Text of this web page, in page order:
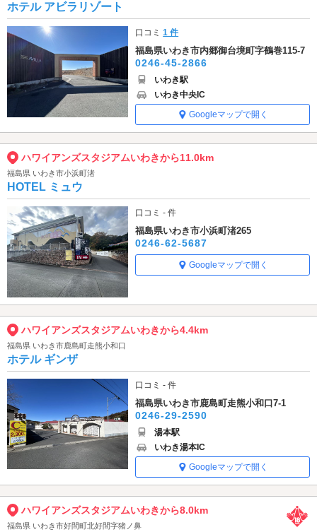
ホテル アビラリゾート
口コミ1 件
福島県いわき市内郷御台境町字鶴巻115-7
0246-45-2866
いわき駅
いわき中央IC
Googleマップで開く
ハワイアンズスタジアムいわきから11.0km
福島県 いわき市小浜町渚
HOTEL ミュウ
口コミ - 件
福島県いわき市小浜町渚265
0246-62-5687
Googleマップで開く
ハワイアンズスタジアムいわきから4.4km
福島県 いわき市鹿島町走熊小和口
ホテル ギンザ
口コミ - 件
福島県いわき市鹿島町走熊小和口7-1
0246-29-2590
湯本駅
いわき湯本IC
Googleマップで開く
ハワイアンズスタジアムいわきから8.0km
福島県 いわき市好間町北好間字猪ノ鼻